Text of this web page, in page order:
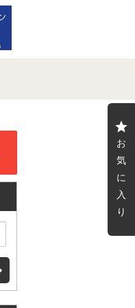
お
気
に
入
り